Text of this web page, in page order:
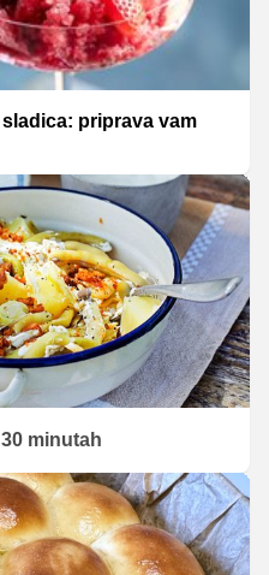
priprava vam
minutah